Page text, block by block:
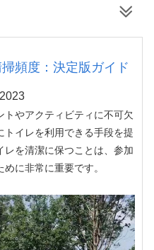
頻度：決定版ガイド
やアクティビティに不可欠
トイレを利用できる手段を提
を清潔に保つことは、参加
に非常に重要です。